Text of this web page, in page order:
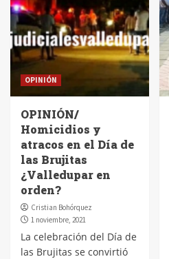
OPINIÓN
OPINIÓN/
Homicidios y
atracos en el Día de
las Brujitas
¿Valledupar en
orden?
Cristian Bohórquez
1 noviembre, 2021
La celebración del Día de
las Brujitas se convirtió